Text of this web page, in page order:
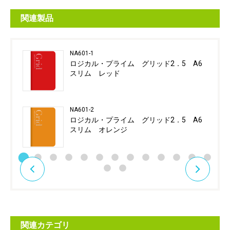
関連製品
NA601-1
ロジカル・プライム グリッド2．5 A6
スリム レッド
NA601-2
ロジカル・プライム グリッド2．5 A6
スリム オレンジ
関連カテゴリ